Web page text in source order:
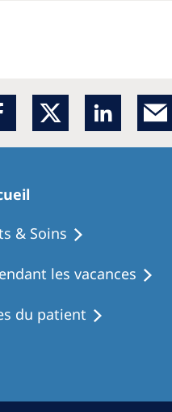
& Soins
les vacances
du patient